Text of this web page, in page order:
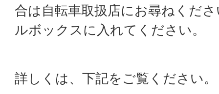
合は自転車取扱店にお尋ねくだ
ルボックスに入れてください。
詳しくは、下記をご覧ください。